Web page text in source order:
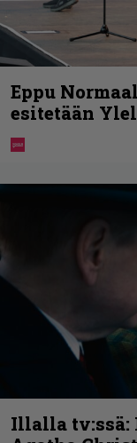
Eppu
esitetään
Illalla tv:ssä: